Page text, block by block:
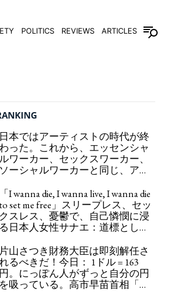
POLITICS REVIEWS ARTICLES
日本ではアーティストの時代が終
った。これから、エッセンシャ
ルワーカー、セックスワーカー、
ソーシャルワーカーと同じ、アー
in Japan the word "artist" into the word "Art
Worker" (similar to "Essential Worker", "Sex Worker"
or "Social Worker")
「I wanna die, I wanna live, I wanna die
to set me free」スリープレス、セッ
クスレス、憂鬱で、自己憐憫に浸
る日本人女性サナエ：道標として
die to set me free" - Sanae, a Japanese woman who
is sleepless, sexless, depressive and wallowing in
self-pity: destruction as a guidepost.
片山さつき財務大臣は即刻解任さ
るべきだ！今日： 1ドル = 163
円。にっぽん人がずっと自分の円
を吸っている。高市早苗首相「円